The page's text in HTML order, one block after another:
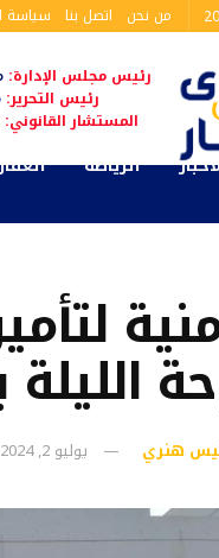
من نحن اتصل بنا سياسة
رئيس مجلس الإدارة:
رئيس التحرير:
المستشار القانوني:
الرياضة
الليلة
هنري يوليو 2, 2024